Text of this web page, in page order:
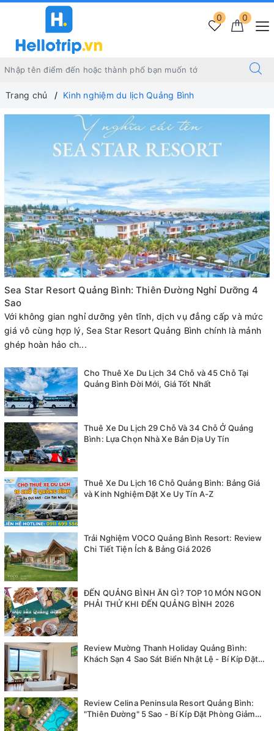
0
0
Trang chủ Kinh nghiệm du lịch Quảng Bình
Sea Star Resort Quảng Bình: Thiên Đường Nghỉ Dưỡng 4
Sao
Với không gian nghỉ dưỡng yên tĩnh, dịch vụ đẳng cấp và mức
giá vô cùng hợp lý, Sea Star Resort Quảng Bình chính là mảnh
ghép hoàn hảo ch...
Cho Thuê Xe Du Lịch 34 Chỗ và 45 Chỗ Tại
Quảng Bình Đời Mới, Giá Tốt Nhất
Thuê Xe Du Lịch 29 Chỗ Và 34 Chỗ Ở Quảng
Bình: Lựa Chọn Nhà Xe Bản Địa Uy Tín
Thuê Xe Du Lịch 16 Chỗ Quảng Bình: Bảng Giá
và Kinh Nghiệm Đặt Xe Uy Tín A-Z
Trải Nghiệm VOCO Quảng Bình Resort: Review
Chi Tiết Tiện Ích & Bảng Giá 2026
ĐẾN QUẢNG BÌNH ĂN GÌ? TOP 10 MÓN NGON
PHẢI THỬ KHI ĐẾN QUẢNG BÌNH 2026
Review Mường Thanh Holiday Quảng Bình:
Khách Sạn 4 Sao Sát Biển Nhật Lệ - Bí Kíp Đặt
Review Celina Peninsula Resort Quảng Bình:
"Thiên Đường" 5 Sao - Bí Kíp Đặt Phòng Giảm